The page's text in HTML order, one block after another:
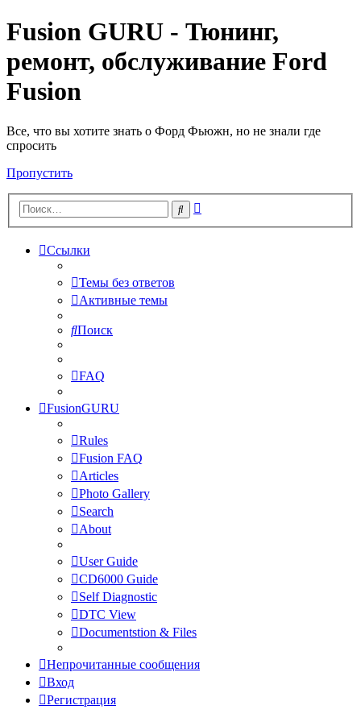
Fusion GURU - Тюнинг,
ремонт, обслуживание Ford
Fusion
Все, что вы хотите знать о Форд Фьюжн, но не знали где
спросить
Пропустить
Поиск
Ссылки
Темы без ответов
Активные темы
Поиск
FAQ
FusionGURU
Rules
Fusion FAQ
Articles
Photo Gallery
Search
About
User Guide
CD6000 Guide
Self Diagnostic
DTC View
Documentstion & Files
Непрочитанные сообщения
Вход
Регистрация